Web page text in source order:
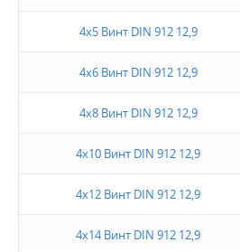
4х5 Винт DIN 912 12,9
4х6 Винт DIN 912 12,9
4х8 Винт DIN 912 12,9
4х10 Винт DIN 912 12,9
4х12 Винт DIN 912 12,9
4х14 Винт DIN 912 12,9